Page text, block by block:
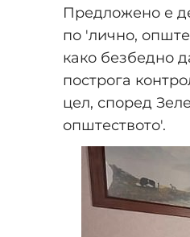
Предложено е
по 'лично,
како безбедно
построга
цел, според
општеството'.